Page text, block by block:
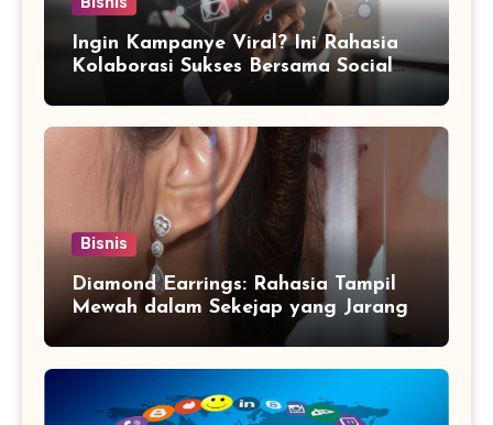
Ingin Kampanye Viral? Ini Rahasia
Kolaborasi Sukses Bersama Social
Media Marketing Agency
Bisnis
Diamond Earrings: Rahasia Tampil
Mewah dalam Sekejap yang Jarang